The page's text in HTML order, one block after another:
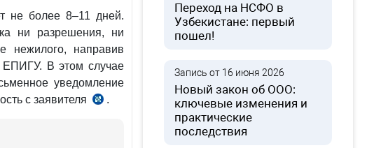
не более 8–11 дней.
ни разрешения, ни
нежилого, направив
ЕПИГУ. В этом случае
уведомление
с заявителя
.
Переход на НСФО в
Узбекистане: первый
пошел!
Запись от 16 июня 2026
Новый закон об ООО:
ключевые изменения и
практические
последствия